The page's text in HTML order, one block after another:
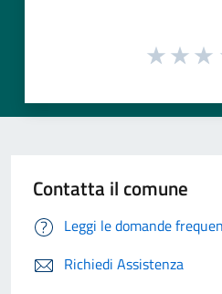
Contatta il comune
Leggi le domande
Richiedi Assistenza